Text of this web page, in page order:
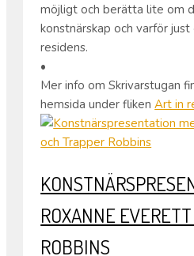
möjligt och berätta lite om
konstnärskap och varför
residens.
•
Mer info om Skrivarstugan
hemsida under flikenArt in
ROXANNE
ROBBINS